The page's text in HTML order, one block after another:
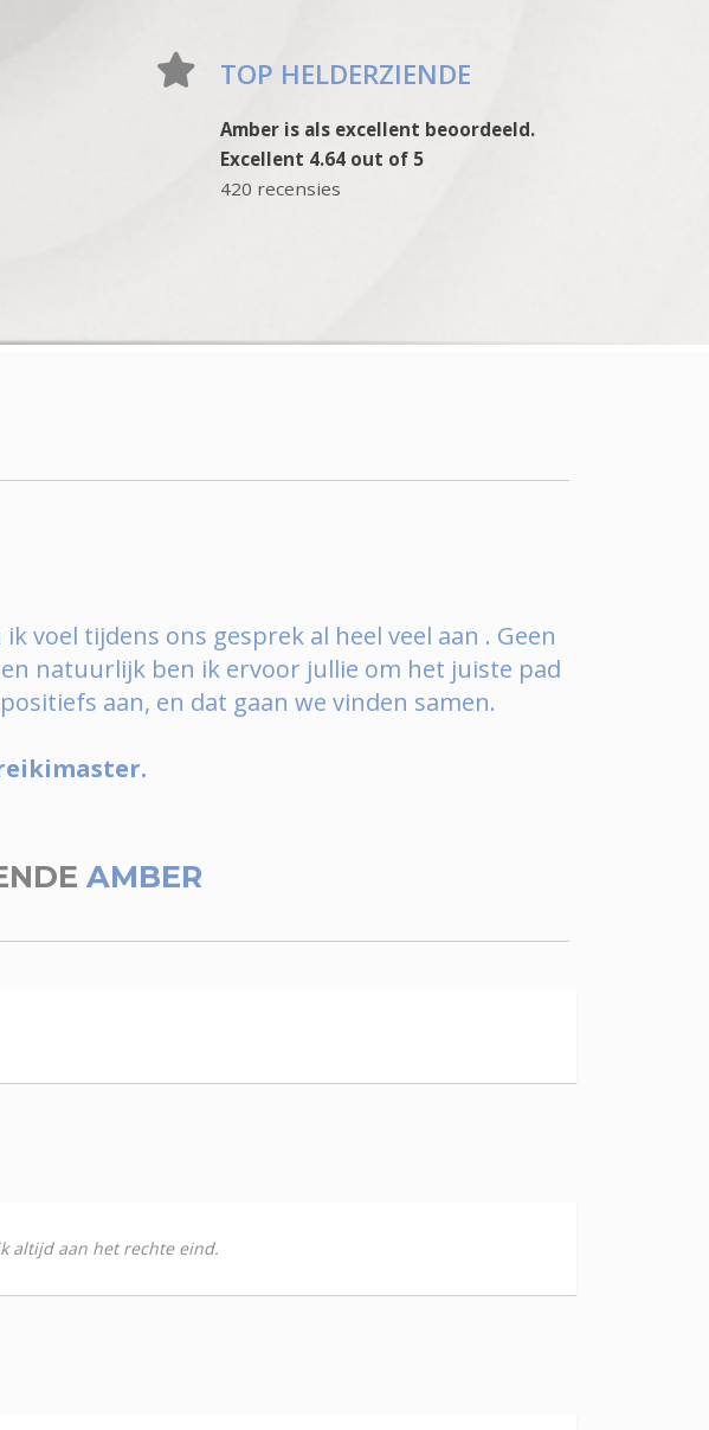
TOP HELDERZIENDE
Amber is als excellent beoordeeld.
Excellent 4.64 out of 5
420 recensies
voel tijdens ons gesprek al heel veel aan . Geen
natuurlijk ben ik ervoor jullie om het juiste pad
aan, en dat gaan we vinden samen.
AMBER
altijd aan het rechte eind.